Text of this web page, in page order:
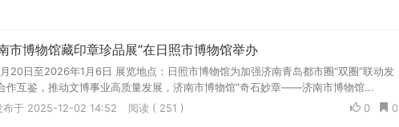
博物馆藏印章珍品展”在日照市博物馆举办
20日至2026年1月6日 展览地点：日照市博物馆为加强济南青岛都市圈“双圈”联动发
作互鉴，推动文博事业高质量发展，济南市博物馆“奇石妙章——济南市博物馆...
0
0
布于 2025-12-02 14:52 阅读 ( 251 )